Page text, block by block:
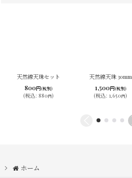
天然線天珠セット
800円(税別)
(税込: 880円)
天然線天珠 30mm
1,500円(税別)
(税込: 1,650円)
ホーム